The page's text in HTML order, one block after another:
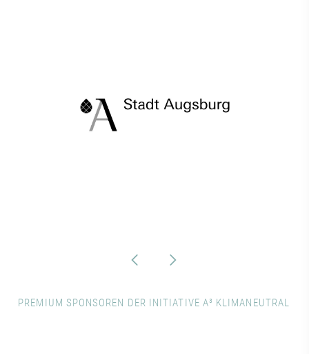
PREMIUM SPONSOREN DER INITIATIVE A³ KLIMANEUTRAL